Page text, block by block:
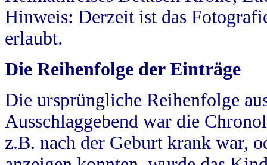
Hinweis: Derzeit ist das
erlaubt.
Die Reihenfolge der Einträge
Die ursprüngliche Reihenfolge
Ausschlaggebend war die
z.B. nach der Geburt krank war,